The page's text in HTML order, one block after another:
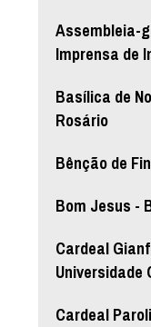
Assembleia-
Imprensa de
Basílica de
Rosário
Bênção de
Bom Jesus -
Cardeal
Universidade
Cardeal